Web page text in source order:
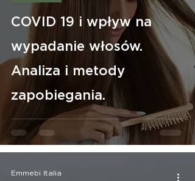
COVID 19 i wpływ na
wypadanie włosów.
Analiza i metody
zapobiegania.
Emmebi Italia